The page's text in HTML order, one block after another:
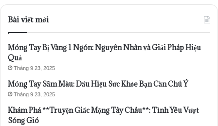
Bài viết mới
Móng Tay Bị Vàng 1 Ngón: Nguyên Nhân và Giải Pháp Hiệu
Quả
Tháng 9 23, 2025
Móng Tay Sẫm Màu: Dấu Hiệu Sức Khỏe Bạn Cần Chú Ý
Tháng 9 23, 2025
Khám Phá **Truyện Giấc Mộng Tây Châu**: Tình Yêu Vượt
Sóng Gió